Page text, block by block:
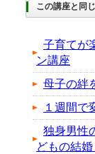
この講座と同
子育てが
ン講座
母子の絆
１週間で
独身男性
どもの結